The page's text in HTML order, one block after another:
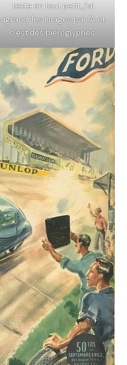
texte en tout petit, j’ai
agrandi les images par IA et
c’est des hiéroglyphes.